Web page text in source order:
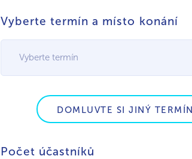
Vyberte termín a místo konání
Vyberte termín
DOMLUVTE SI JINÝ TERMÍN
Počet účastníků